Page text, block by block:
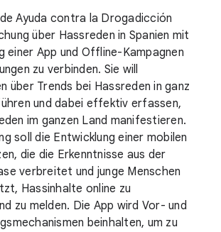
Ayuda contra la Drogadicción
über Hassreden in Spanien mit
einer App und Offline-Kampagnen
zu verbinden. Sie will
über Trends bei Hassreden in ganz
und dabei effektiv erfassen,
im ganzen Land manifestieren.
soll die Entwicklung einer mobilen
die die Erkenntnisse aus der
verbreitet und junge Menschen
Hassinhalte online zu
zu melden. Die App wird Vor- und
beinhalten, um zu